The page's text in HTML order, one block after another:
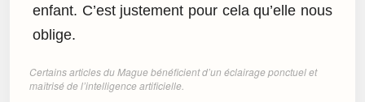
enfant. C’est justement pour cela qu’elle nous
oblige.
Certains articles du Mague bénéficient d’un éclairage ponctuel et
maîtrisé de l’intelligence artificielle.